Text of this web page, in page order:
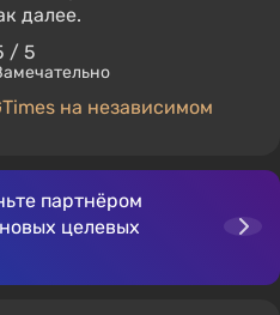
далее.
/ 5
на независимом
партнёром
целевых